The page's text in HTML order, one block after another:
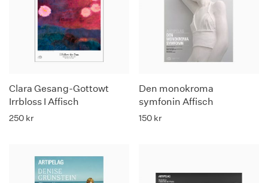
Clara Gesang-Gottowt
Irrbloss I Affisch
250 kr
Den monokroma
symfonin Affisch
150 kr